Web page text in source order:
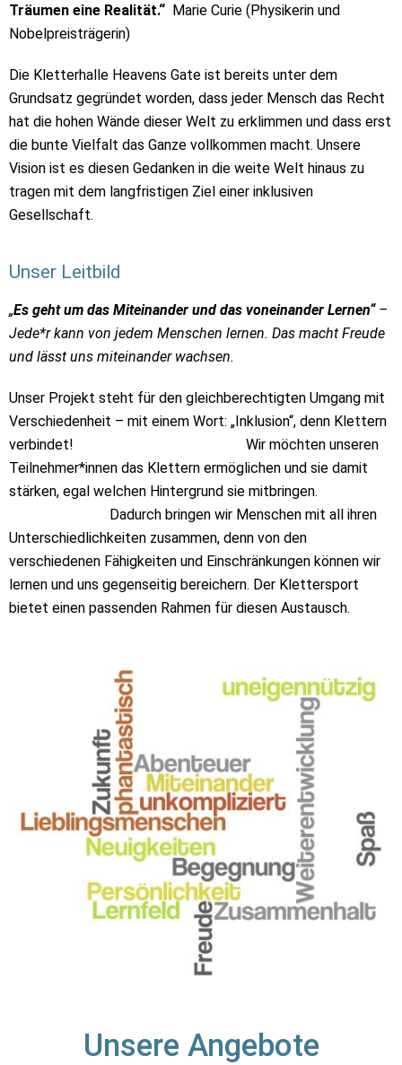
Träumen eine Realität.“ Marie Curie (Physikerin und
Nobelpreisträgerin)
Die Kletterhalle Heavens Gate ist bereits unter dem
Grundsatz gegründet worden, dass jeder Mensch das Recht
hat die hohen Wände dieser Welt zu erklimmen und dass erst
die bunte Vielfalt das Ganze vollkommen macht. Unsere
Vision ist es diesen Gedanken in die weite Welt hinaus zu
tragen mit dem langfristigen Ziel einer inklusiven
Gesellschaft.
Unser Leitbild
„Es geht um das Miteinander und das voneinander Lernen“–
Jede*r kann von jedem Menschen lernen. Das macht Freude
und lässt uns miteinander wachsen.
Unser Projekt steht für den gleichberechtigten Umgang mit
Verschiedenheit – mit einem Wort: „Inklusion“, denn Klettern
verbindet! Wir möchten unseren
Teilnehmer*innen das Klettern ermöglichen und sie damit
stärken, egal welchen Hintergrund sie mitbringen.
Dadurch bringen wir Menschen mit all ihren
Unterschiedlichkeiten zusammen, denn von den
verschiedenen Fähigkeiten und Einschränkungen können wir
lernen und uns gegenseitig bereichern. Der Klettersport
bietet einen passenden Rahmen für diesen Austausch.
Unsere Angebote